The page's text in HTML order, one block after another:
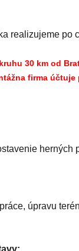
realizujeme po
30 km od
firma účtuje
herných
úpravu